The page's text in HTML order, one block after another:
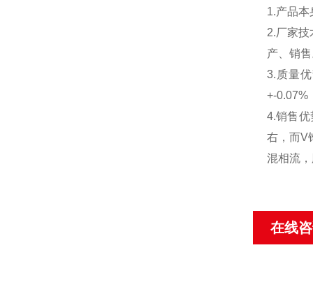
1.产品
2.厂家
产、销
3.质量
+-0.07%
4.销售
右，而V
混相流
在线